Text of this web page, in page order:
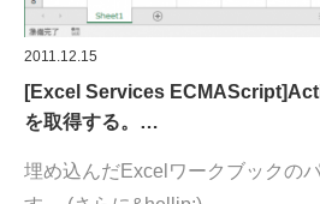
2011.12.15
[Excel Services
を取得する。…
埋め込んだExcelワークブックの